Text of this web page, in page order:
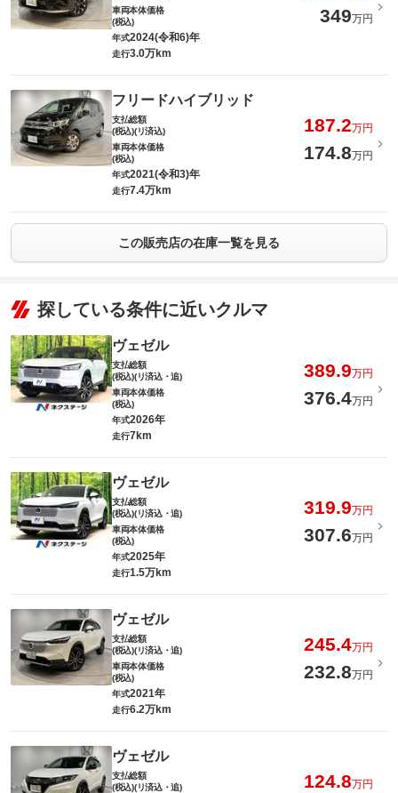
車両本体価格
(税込)
349万円
年式2024(令和6)年
走行3.0万km
フリードハイブリッド
支払総額
(税込)(リ済込)
187.2万円
車両本体価格
(税込)
174.8万円
年式2021(令和3)年
走行7.4万km
この販売店の在庫一覧を見る
探している条件に近いクルマ
ヴェゼル
支払総額
(税込)(リ済込・追)
389.9万円
車両本体価格
(税込)
376.4万円
年式2026年
走行7km
ヴェゼル
支払総額
(税込)(リ済込・追)
319.9万円
車両本体価格
(税込)
307.6万円
年式2025年
走行1.5万km
ヴェゼル
支払総額
(税込)(リ済込・追)
245.4万円
車両本体価格
(税込)
232.8万円
年式2021年
走行6.2万km
ヴェゼル
支払総額
(税込)(リ済込・追)
124.8万円